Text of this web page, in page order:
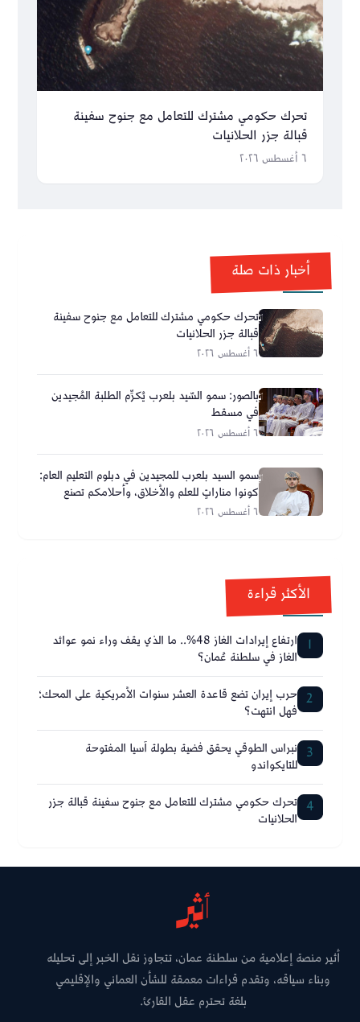
تحرك حكومي مشترك للتعامل مع جنوح سفينة
قبالة جزر الحلانيات
٦ أغسطس ٢٠٢٦
أخبار ذات صلة
تحرك حكومي مشترك للتعامل مع جنوح سفينة
قبالة جزر الحلانيات
٦ أغسطس ٢٠٢٦
بالصور: سمو السّيد بلعرب يُكرِّم الطلبة المُجيدين
في مسقط
٦ أغسطس ٢٠٢٦
سمو السيد بلعرب للمجيدين في دبلوم التعليم العام:
كونوا مناراتٍ للعلم والأخلاق، وأحلامكم تصنع
مستقبل عُمان
٦ أغسطس ٢٠٢٦
الأكثر قراءة
1 ارتفاع إيرادات الغاز 48%.. ما الذي يقف وراء نمو عوائد
الغاز في سلطنة عُمان؟
2 حرب إيران تضع قاعدة العشر سنوات الأمريكية على المحك؛
فهل انتهت؟
3 نبراس الطوقي يحقق فضية بطولة آسيا المفتوحة
للتايكواندو
4 تحرك حكومي مشترك للتعامل مع جنوح سفينة قبالة جزر
الحلانيات
أثير منصة إعلامية من سلطنة عمان، تتجاوز نقل الخبر إلى تحليله
وبناء سياقه، وتقدم قراءات معمقة للشأن العماني والإقليمي
بلغة تحترم عقل القارئ.